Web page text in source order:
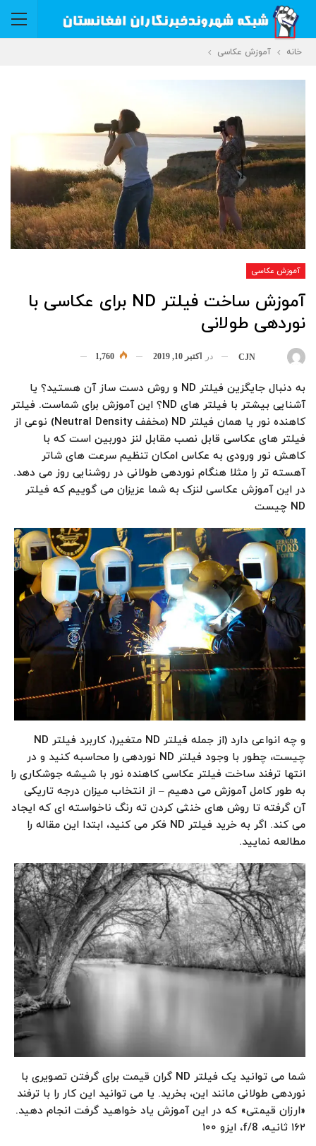
خانه آموزش عکاسی
آموزش عکاسی
آموزش ساخت فیلتر ND برای عکاسی با
نوردهی طولانی
CJN در اکتبر 10, 2019 1,760
به دنبال جایگزین فیلتر ND و روش دست ساز آن هستید؟ یا
آشنایی بیشتر با فیلتر های ND؟ این آموزش برای شماست. فیلتر
کاهنده نور یا همان فیلتر ND (مخفف Neutral Density) نوعی از
فیلتر های عکاسی قابل نصب مقابل لنز دوربین است که با
کاهش نور ورودی به عکاس امکان تنظیم سرعت های شاتر
آهسته تر را مثلا هنگام نوردهی طولانی در روشنایی روز می دهد.
در این آموزش عکاسی لنزک به شما عزیزان می گوییم که فیلتر
ND چیست
و چه انواعی دارد (از جمله فیلتر ND متغیر(، کاربرد فیلتر ND
چیست، چطور با وجود فیلتر ND نوردهی را محاسبه کنید و در
انتها ترفند ساخت فیلتر عکاسی کاهنده نور با شیشه جوشکاری را
به طور کامل آموزش می دهیم – از انتخاب میزان درجه تاریکی
آن گرفته تا روش های خنثی کردن ته رنگ ناخواسته ای که ایجاد
می کند. اگر به خرید فیلتر ND فکر می کنید، ابتدا این مقاله را
مطالعه نمایید.
شما می توانید یک فیلتر ND گران قیمت برای گرفتن تصویری با
نوردهی طولانی مانند این، بخرید. یا می توانید این کار را با ترفند
«ارزان قیمتی» که در این آموزش یاد خواهید گرفت انجام دهید.
۱۶۲ ثانیه، f/8، ایزو ۱۰۰